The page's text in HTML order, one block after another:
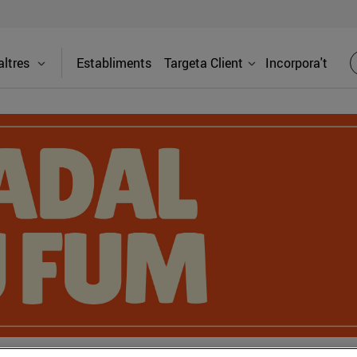
Establiments Targeta Client Incorpora't